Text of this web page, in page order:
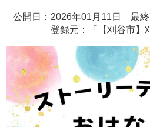
公開日：2026年01月11日 最終
登録元：「
【刈谷市】